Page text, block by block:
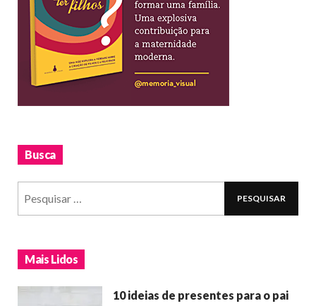
Busca
Mais Lidos
10 ideias de presentes para o pai